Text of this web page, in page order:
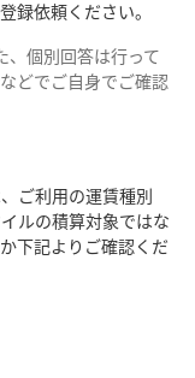
録依頼ください。
、個別回答は行って
どでご自身でご確認
ご利用の運賃種別
ルの積算対象ではな
下記よりご確認くだ